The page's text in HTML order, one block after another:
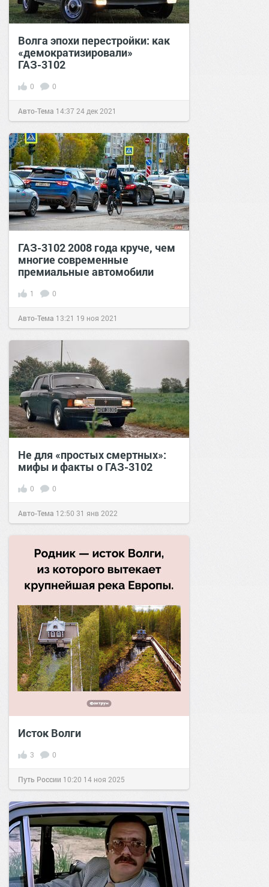
Волга эпохи перестройки: как
«демократизировали»
ГАЗ-3102
0 0
Авто-Тема 14:37 24 дек 2021
ГАЗ-3102 2008 года круче, чем
многие современные
премиальные автомобили
1 0
Авто-Тема 13:21 19 ноя 2021
Не для «простых смертных»:
мифы и факты о ГАЗ-3102
0 0
Авто-Тема 12:50 31 янв 2022
Исток Волги
3 0
Путь России 10:20 14 ноя 2025